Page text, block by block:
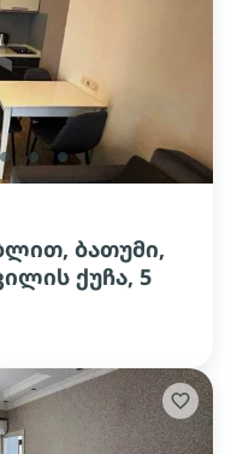
lens lens lens
ბათუმი,
ქუჩა, 5